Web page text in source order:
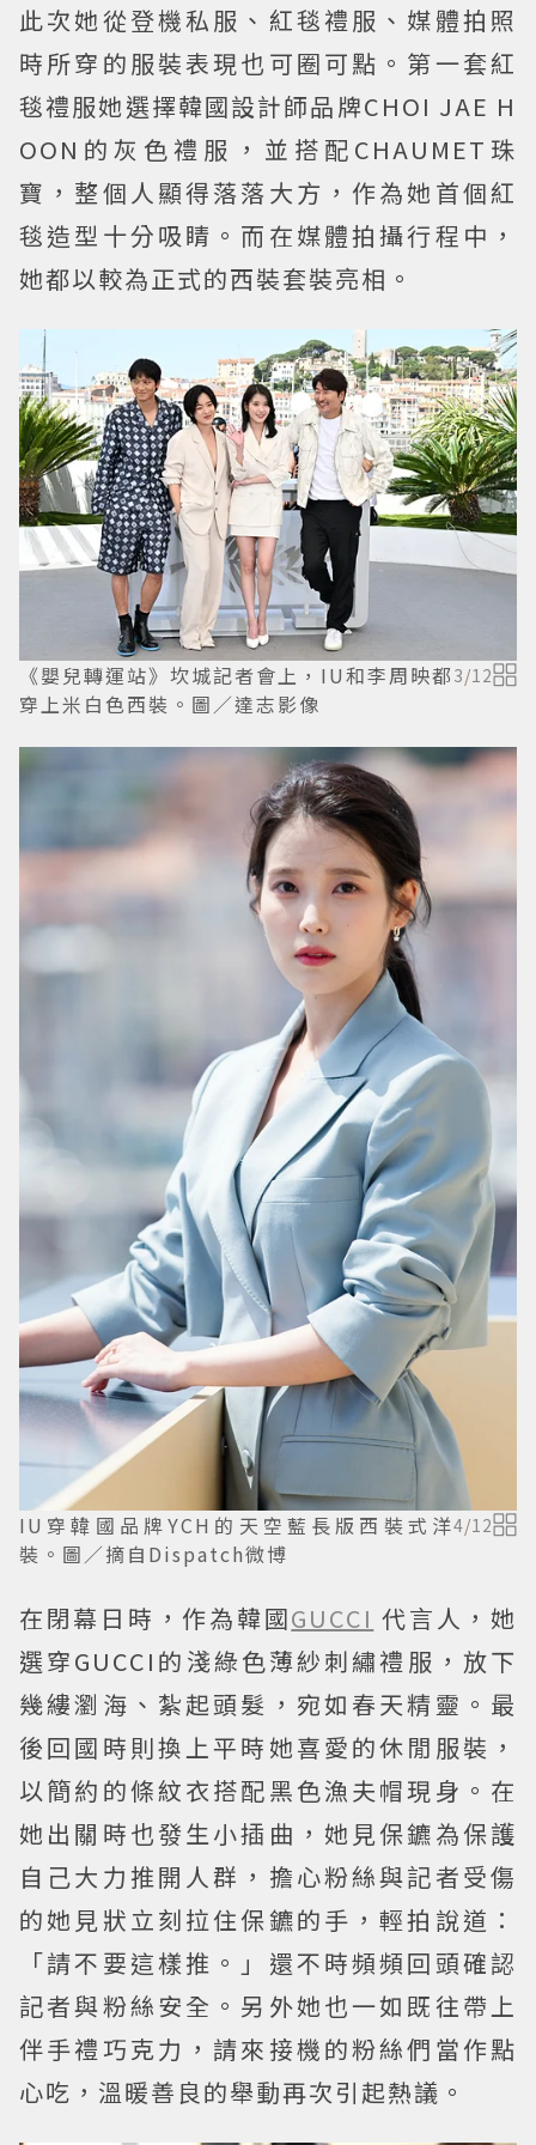
此次她從登機私服、紅毯禮服、媒體拍照
時所穿的服裝表現也可圈可點。第一套紅
毯禮服她選擇韓國設計師品牌CHOI JAE H
OON的灰色禮服，並搭配CHAUMET珠
寶，整個人顯得落落大方，作為她首個紅
毯造型十分吸睛。而在媒體拍攝行程中，
她都以較為正式的西裝套裝亮相。
《嬰兒轉運站》坎城記者會上，IU和李周映都
穿上米白色西裝。圖／達志影像
3/12
IU穿韓國品牌YCH的天空藍長版西裝式洋
裝。圖／摘自Dispatch微博
4/12
在閉幕日時，作為韓國GUCCI 代言人，她
選穿GUCCI的淺綠色薄紗刺繡禮服，放下
幾縷瀏海、紮起頭髮，宛如春天精靈。最
後回國時則換上平時她喜愛的休閒服裝，
以簡約的條紋衣搭配黑色漁夫帽現身。在
她出關時也發生小插曲，她見保鑣為保護
自己大力推開人群，擔心粉絲與記者受傷
的她見狀立刻拉住保鑣的手，輕拍說道：
「請不要這樣推。」還不時頻頻回頭確認
記者與粉絲安全。另外她也一如既往帶上
伴手禮巧克力，請來接機的粉絲們當作點
心吃，溫暖善良的舉動再次引起熱議。